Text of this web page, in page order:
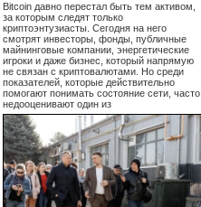
Bitcoin давно перестал быть тем активом,
за которым следят только
криптоэнтузиасты. Сегодня на него
смотрят инвесторы, фонды, публичные
майнинговые компании, энергетические
игроки и даже бизнес, который напрямую
не связан с криптовалютами. Но среди
показателей, которые действительно
помогают понимать состояние сети, часто
недооценивают один из